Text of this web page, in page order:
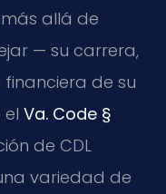
allá de
— su carrera,
de su
el Va. Code §
de CDL
variedad de